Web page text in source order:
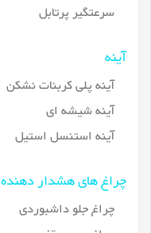
سرعتگیر پرتابل
آینه
آینه پلی کربنات نشکن
آینه شیشه ای
آینه استنسل استیل
چراغ های هشدار دهنده
چراغ جلو داشبوردی